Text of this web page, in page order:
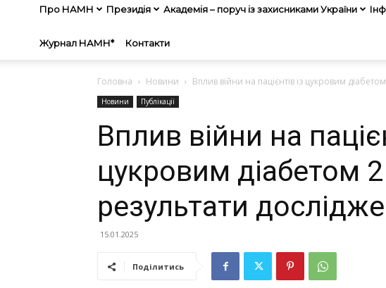
Про НАМН Президія Академія – поруч із захисниками України
Журнал НАМН* Контакти
Головна Новини Вплив війни на пацієнтів із цукровим
Новини Публікації
Вплив війни на
цукровим діабетом 2
результати
15.01.2025
Поділитись